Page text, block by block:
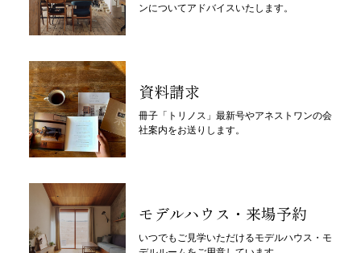
ンについてアドバイスいたします。
資料請求
冊子「トリノス」最新号やアネストワンの会
社案内をお送りします。
モデルハウス・来場予約
いつでもご見学いただけるモデルハウス・モ